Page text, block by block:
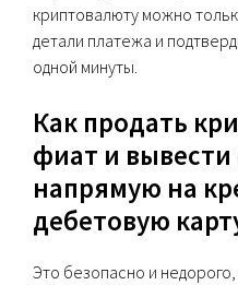
криптовалюту можно
детали платежа и
одной минуты.
Как продать
фиат и вывести
напрямую на
дебетовую
Это безопасно и